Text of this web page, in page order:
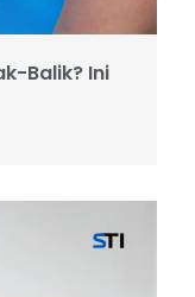
Balik? Ini